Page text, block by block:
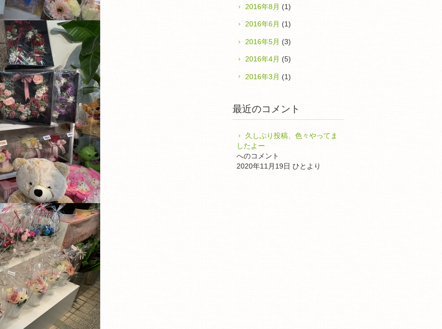
2016年8月 (1)
2016年6月 (1)
2016年5月 (3)
2016年4月 (5)
2016年3月 (1)
最近のコメント
久しぶり投稿、色々やってま
したよー
へのコメント
2020年11月19日 ひとより